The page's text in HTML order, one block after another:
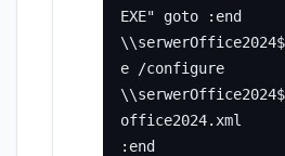
EXE" goto :end
e /configure
office2024.xml
:end